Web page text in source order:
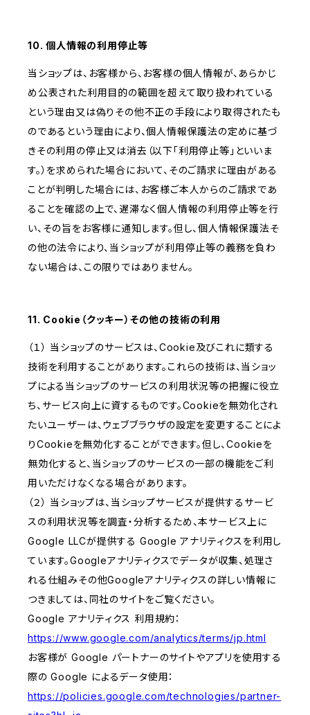
10. 個人情報の利用停止等
当ショップは、お客様から、お客様の個人情報が、あらかじ
め公表された利用目的の範囲を超えて取り扱われている
という理由又は偽りその他不正の手段により取得されたも
のであるという理由により、個人情報保護法の定めに基づ
きその利用の停止又は消去（以下「利用停止等」といいま
す。）を求められた場合において、そのご請求に理由がある
ことが判明した場合には、お客様ご本人からのご請求であ
ることを確認の上で、遅滞なく個人情報の利用停止等を行
い、その旨をお客様に通知します。但し、個人情報保護法そ
の他の法令により、当ショップが利用停止等の義務を負わ
ない場合は、この限りではありません。
11. Cookie（クッキー）その他の技術の利用
（１） 当ショップのサービスは、Cookie及びこれに類する
技術を利用することがあります。これらの技術は、当ショッ
プによる当ショップのサービスの利用状況等の把握に役立
ち、サービス向上に資するものです。Cookieを無効化され
たいユーザーは、ウェブブラウザの設定を変更することによ
りCookieを無効化することができます。但し、Cookieを
無効化すると、当ショップのサービスの一部の機能をご利
用いただけなくなる場合があります。
（２） 当ショップは、当ショップサービスが提供するサービ
スの利用状況等を調査・分析するため、本サービス上に
Google LLCが提供する Google アナリティクスを利用し
ています。Googleアナリティクスでデータが収集、処理さ
れる仕組みその他Googleアナリティクスの詳しい情報に
つきましては、同社のサイトをご覧ください。
Google アナリティクス 利用規約：
https://www.google.com/analytics/terms/jp.html
お客様が Google パートナーのサイトやアプリを使用する
際の Google によるデータ使用：
https://policies.google.com/technologies/partner-